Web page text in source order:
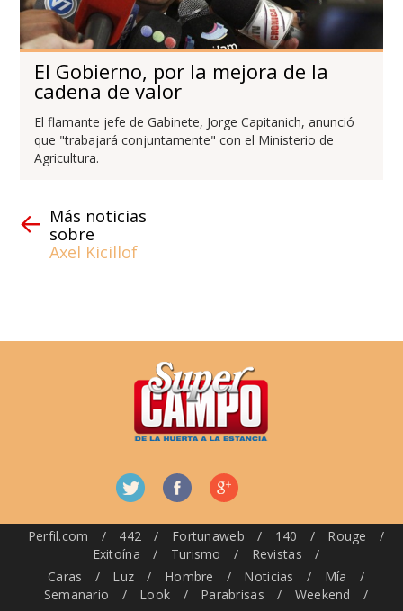
El Gobierno, por la mejora de la
cadena de valor
El flamante jefe de Gabinete, Jorge Capitanich, anunció
que "trabajará conjuntamente" con el Ministerio de
Agricultura.
Más noticias
sobre
Axel Kicillof
Perfil.com / 442 / Fortunaweb / 140 / Rouge
/
Exitoína
/ Turismo / Revistas
/
Caras
/ Luz / Hombre / Noticias / Mía
/
Semanario
/ Look / Parabrisas / Weekend /